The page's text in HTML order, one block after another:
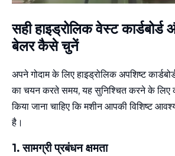
सही हाइड्रोलिक वेस्ट कार्डबोर्ड
बेलर कैसे चुनें
अपने गोदाम के लिए हाइड्रोलिक अपशिष्ट
का चयन करते समय, यह सुनिश्चित करने के लिए
किया जाना चाहिए कि मशीन आपकी विशिष्ट
है।
1. सामग्री प्रबंधन क्षमता